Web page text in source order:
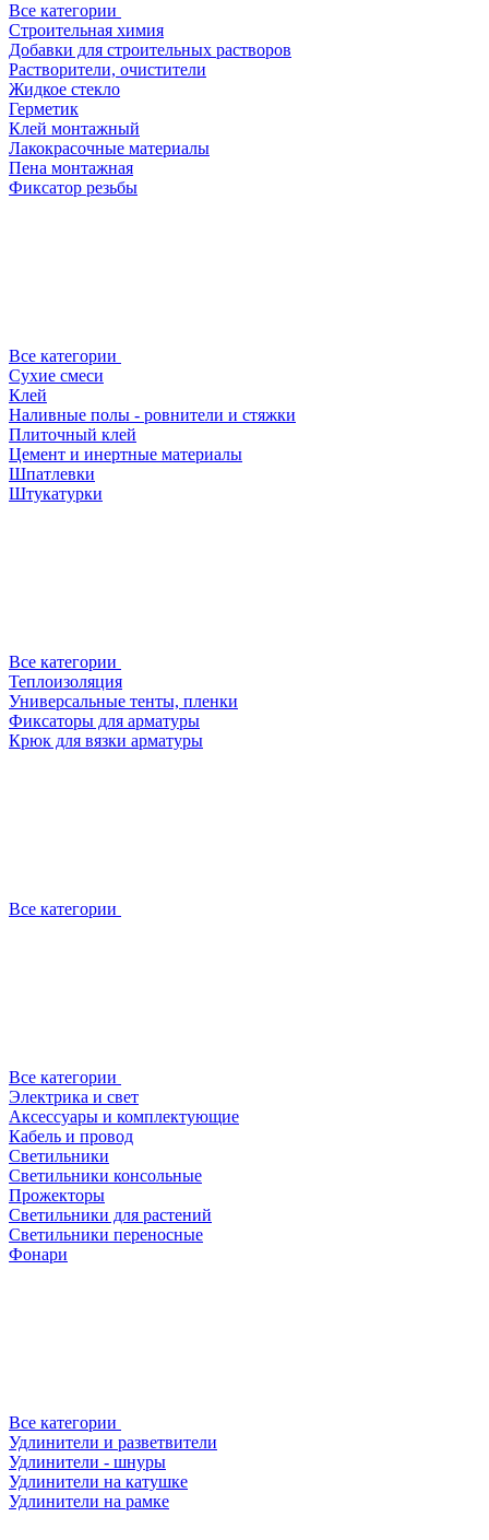
Все категории
Строительная химия
Добавки для строительных растворов
Растворители, очистители
Жидкое стекло
Герметик
Клей монтажный
Лакокрасочные материалы
Пена монтажная
Фиксатор резьбы
Все категории
Сухие смеси
Клей
Наливные полы - ровнители и стяжки
Плиточный клей
Цемент и инертные материалы
Шпатлевки
Штукатурки
Все категории
Теплоизоляция
Универсальные тенты, пленки
Фиксаторы для арматуры
Крюк для вязки арматуры
Все категории
Все категории
Электрика и свет
Аксессуары и комплектующие
Кабель и провод
Светильники
Светильники консольные
Прожекторы
Светильники для растений
Светильники переносные
Фонари
Все категории
Удлинители и разветвители
Удлинители - шнуры
Удлинители на катушке
Удлинители на рамке